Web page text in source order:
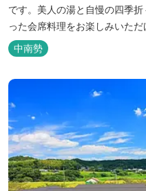
です。美人の湯と自慢の四季
った会席料理をお楽しみいただ
中南勢